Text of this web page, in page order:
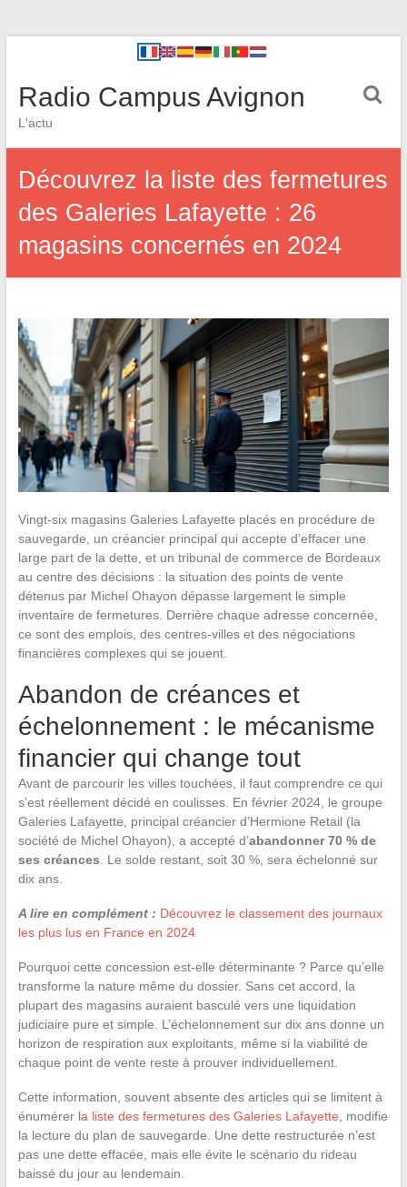
Radio Campus Avignon
L'actu
Découvrez la liste des fermetures
des Galeries Lafayette : 26
magasins concernés en 2024
Vingt-six magasins Galeries Lafayette placés en procédure de
sauvegarde, un créancier principal qui accepte d’effacer une
large part de la dette, et un tribunal de commerce de Bordeaux
au centre des décisions : la situation des points de vente
détenus par Michel Ohayon dépasse largement le simple
inventaire de fermetures. Derrière chaque adresse concernée,
ce sont des emplois, des centres-villes et des négociations
financières complexes qui se jouent.
Abandon de créances et
échelonnement : le mécanisme
financier qui change tout
Avant de parcourir les villes touchées, il faut comprendre ce qui
s’est réellement décidé en coulisses. En février 2024, le groupe
Galeries Lafayette, principal créancier d’Hermione Retail (la
société de Michel Ohayon), a accepté d’abandonner 70 % de
ses créances . Le solde restant, soit 30 %, sera échelonné sur
dix ans.
A lire en complément : Découvrez le classement des journaux
les plus lus en France en 2024
Pourquoi cette concession est-elle déterminante ? Parce qu’elle
transforme la nature même du dossier. Sans cet accord, la
plupart des magasins auraient basculé vers une liquidation
judiciaire pure et simple. L’échelonnement sur dix ans donne un
horizon de respiration aux exploitants, même si la viabilité de
chaque point de vente reste à prouver individuellement.
Cette information, souvent absente des articles qui se limitent à
énumérer la liste des fermetures des Galeries Lafayette , modifie
la lecture du plan de sauvegarde. Une dette restructurée n’est
pas une dette effacée, mais elle évite le scénario du rideau
baissé du jour au lendemain.